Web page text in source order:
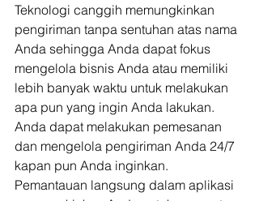
Teknologi canggih memungkinkan
pengiriman tanpa sentuhan atas nama
Anda sehingga Anda dapat fokus
mengelola bisnis Anda atau memiliki
lebih banyak waktu untuk melakukan
apa pun yang ingin Anda lakukan.
Anda dapat melakukan pemesanan
dan mengelola pengiriman Anda 24/7
kapan pun Anda inginkan.
Pemantauan langsung dalam aplikasi